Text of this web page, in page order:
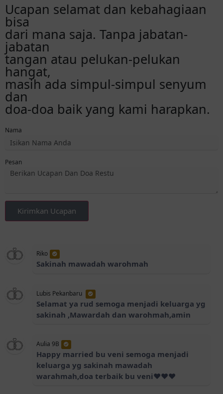
Ucapan selamat dan kebahagiaan
bisa
dari mana saja. Tanpa jabatan-
jabatan
tangan atau pelukan-pelukan
hangat,
masih ada simpul-simpul senyum
dan
doa-doa baik yang kami harapkan.
Nama
Pesan
Kirimkan Ucapan
Riko
Sakinah mawadah warohmah
Lubis Pekanbaru
Selamat ya rud semoga menjadi keluarga yg
sakinah ,Mawardah dan warohmah,amin
Aulia 9B
Happy married bu veni semoga menjadi
keluarga yg sakinah mawadah
warahmah,doa terbaik bu veni❤❤❤